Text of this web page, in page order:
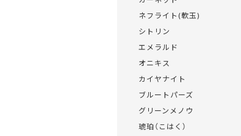
ネフライト(軟玉)
シトリン
エメラルド
オニキス
カイヤナイト
ブルートパーズ
グリーンメノウ
琥珀（こはく）